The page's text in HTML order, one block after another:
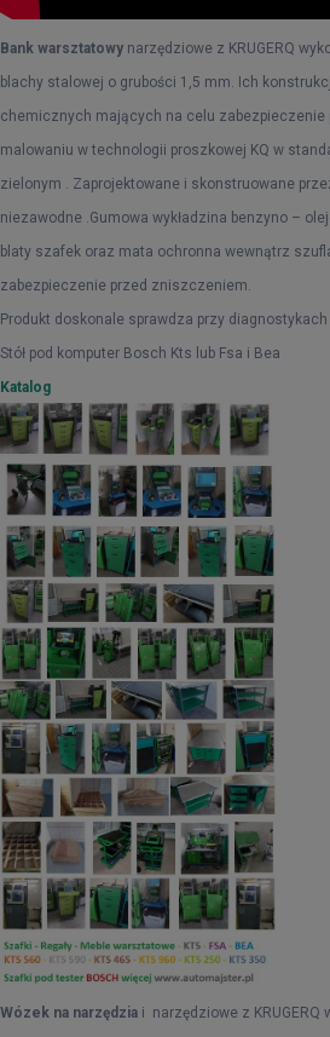
Bank warsztatowy narzędziowe z KRUGERQ
blachy stalowej o grubości 1,5 mm. Ich
chemicznych mających na celu zabezpieczenie
malowaniu w technologii proszkowej KQ w
zielonym . Zaprojektowane i skonstruowane
niezawodne .Gumowa wykładzina benzyno –
blaty szafek oraz mata ochronna wewnątrz
zabezpieczenie przed zniszczeniem.
Produkt doskonale sprawdza przy
Stół pod komputer Bosch Kts lub Fsa i Bea
Katalog
Wózek na narzędzia i narzędziowe z